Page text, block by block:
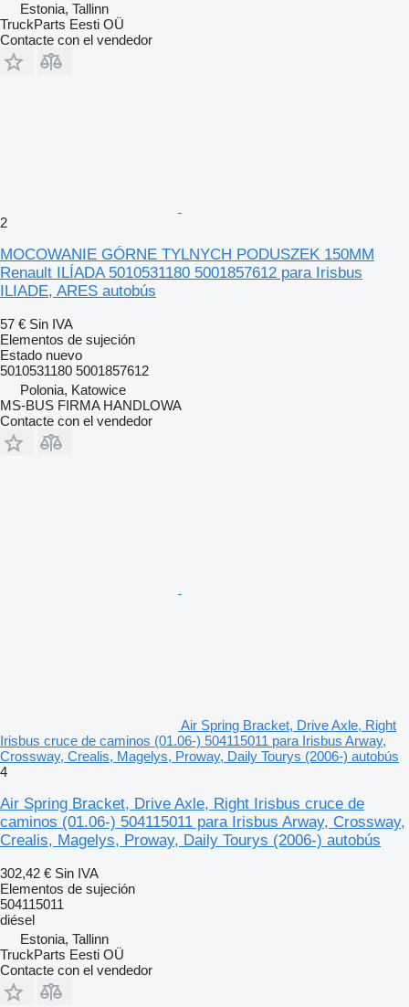
Estonia, Tallinn
TruckParts Eesti OÜ
Contacte con el vendedor
2
MOCOWANIE GÓRNE TYLNYCH PODUSZEK 150MM
Renault ILÍADA 5010531180 5001857612 para Irisbus
ILIADE, ARES autobús
57 € Sin IVA
Elementos de sujeción
Estado nuevo
5010531180 5001857612
Polonia, Katowice
MS-BUS FIRMA HANDLOWA
Contacte con el vendedor
Air Spring Bracket, Drive Axle, Right
Irisbus cruce de caminos (01.06-) 504115011 para Irisbus Arway,
Crossway, Crealis, Magelys, Proway, Daily Tourys (2006-) autobús
4
Air Spring Bracket, Drive Axle, Right Irisbus cruce de
caminos (01.06-) 504115011 para Irisbus Arway, Crossway,
Crealis, Magelys, Proway, Daily Tourys (2006-) autobús
302,42 € Sin IVA
Elementos de sujeción
504115011
diésel
Estonia, Tallinn
TruckParts Eesti OÜ
Contacte con el vendedor